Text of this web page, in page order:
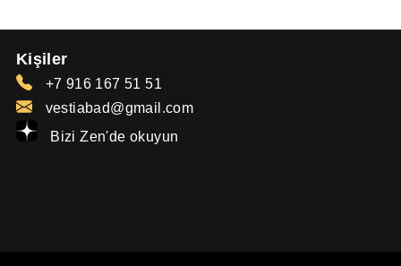
Kişiler
+7 916 167 51 51
vestiabad@gmail.com
Bizi Zen'de okuyun